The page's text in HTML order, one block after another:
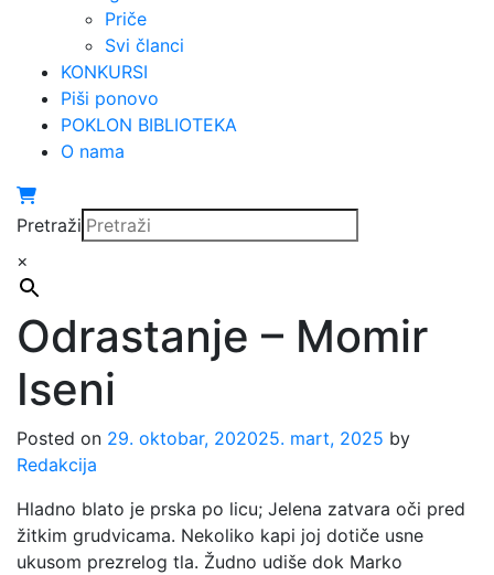
Priče
Svi članci
KONKURSI
Piši ponovo
POKLON BIBLIOTEKA
O nama
Pretraži
×
Odrastanje – Momir
Iseni
Posted on 29. oktobar, 202025. mart, 2025 by
Redakcija
Hladno blato je prska po licu; Jelena zatvara oči pred
žitkim grudvicama. Nekoliko kapi joj dotiče usne
ukusom prezrelog tla. Žudno udiše dok Marko